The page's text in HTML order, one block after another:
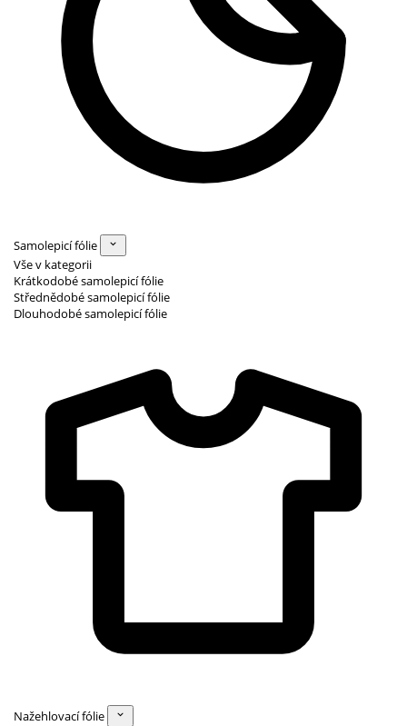
Samolepicí fólie
Vše v kategorii
Krátkodobé samolepicí fólie
Střednědobé samolepicí fólie
Dlouhodobé samolepicí fólie
Nažehlovací fólie